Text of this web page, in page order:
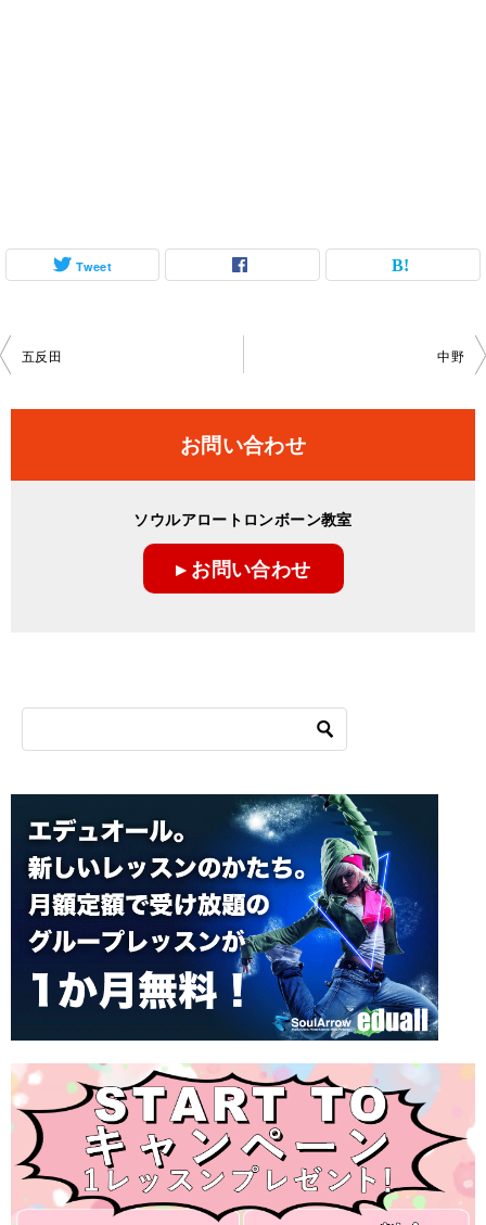
Tweet
投
ビ
五反田 中野
お問い合わせ
ソウルアロートロンボーン教室
▸ お問い合わせ